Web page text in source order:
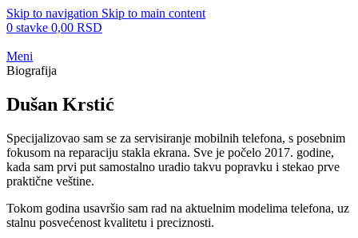
Skip to navigation Skip to main content
0 stavke 0,00 RSD
Meni
Biografija
Dušan Krstić
Specijalizovao sam se za servisiranje mobilnih telefona, s posebnim
fokusom na reparaciju stakla ekrana. Sve je počelo 2017. godine,
kada sam prvi put samostalno uradio takvu popravku i stekao prve
praktične veštine.
Tokom godina usavršio sam rad na aktuelnim modelima telefona, uz
stalnu posvećenost kvalitetu i preciznosti.